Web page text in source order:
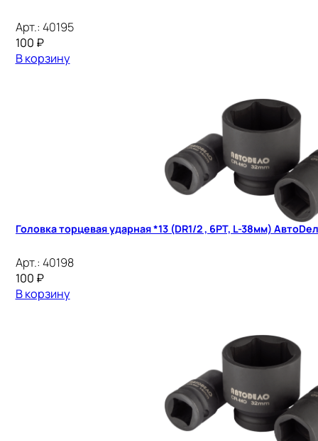
Арт.: 40195
100 ₽
В корзину
Головка торцевая ударная *13 (DR1/2 , 6PT, L-38мм)
Арт.: 40198
100 ₽
В корзину